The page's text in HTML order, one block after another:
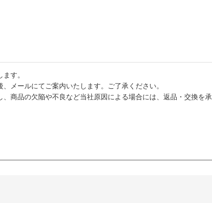
す。
メールにてご案内いたします。ご了承ください。
商品の欠陥や不良など当社原因による場合には、返品・交換を